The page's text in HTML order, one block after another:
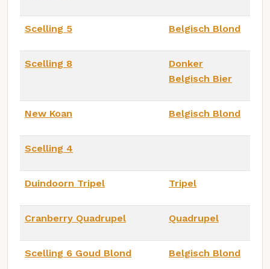
Scelling 5 Belgisch Blond
Scelling 8
Donker
Belgisch Bier
New Koan Belgisch Blond
Scelling 4
Duindoorn Tripel Tripel
Cranberry Quadrupel Quadrupel
Scelling 6 Goud Blond Belgisch Blond